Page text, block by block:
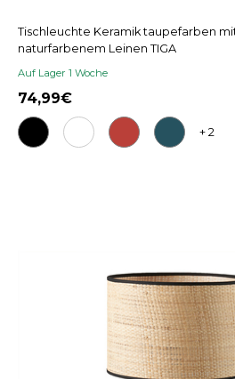
Tischleuchte Keramik taupefarben
naturfarbenem Leinen TIGA
Auf Lager 1 Woche
74,99
+ 2